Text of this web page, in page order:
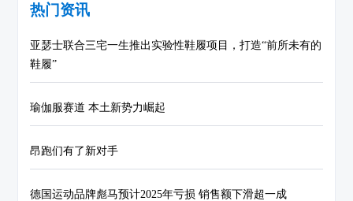
热门资讯
亚瑟士联合三宅一生推出实验性鞋履项目，打造“前所未有的
鞋履”
瑜伽服赛道 本土新势力崛起
昂跑们有了新对手
德国运动品牌彪马预计2025年亏损 销售额下滑超一成